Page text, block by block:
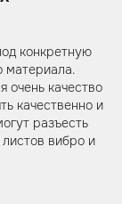
конкретную
материала.
очень качество
качественно и
разъесть
вибро и